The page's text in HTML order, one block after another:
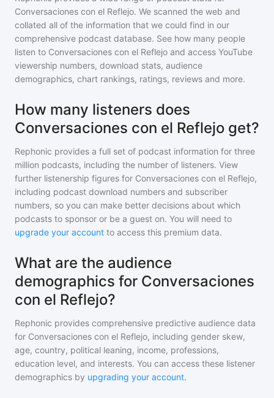
Conversaciones con el Reflejo. We scanned the web and
collated all of the information that we could find in our
comprehensive podcast database. See how many people
listen to Conversaciones con el Reflejo and access YouTube
viewership numbers, download stats, audience
demographics, chart rankings, ratings, reviews and more.
How many listeners does
Conversaciones con el Reflejo get?
Rephonic provides a full set of podcast information for three
million podcasts, including the number of listeners. View
further listenership figures for Conversaciones con el Reflejo,
including podcast download numbers and subscriber
numbers, so you can make better decisions about which
podcasts to sponsor or be a guest on. You will need to
upgrade your account to access this premium data.
What are the audience
demographics for Conversaciones
con el Reflejo?
Rephonic provides comprehensive predictive audience data
for Conversaciones con el Reflejo, including gender skew,
age, country, political leaning, income, professions,
education level, and interests. You can access these listener
demographics by upgrading your account.